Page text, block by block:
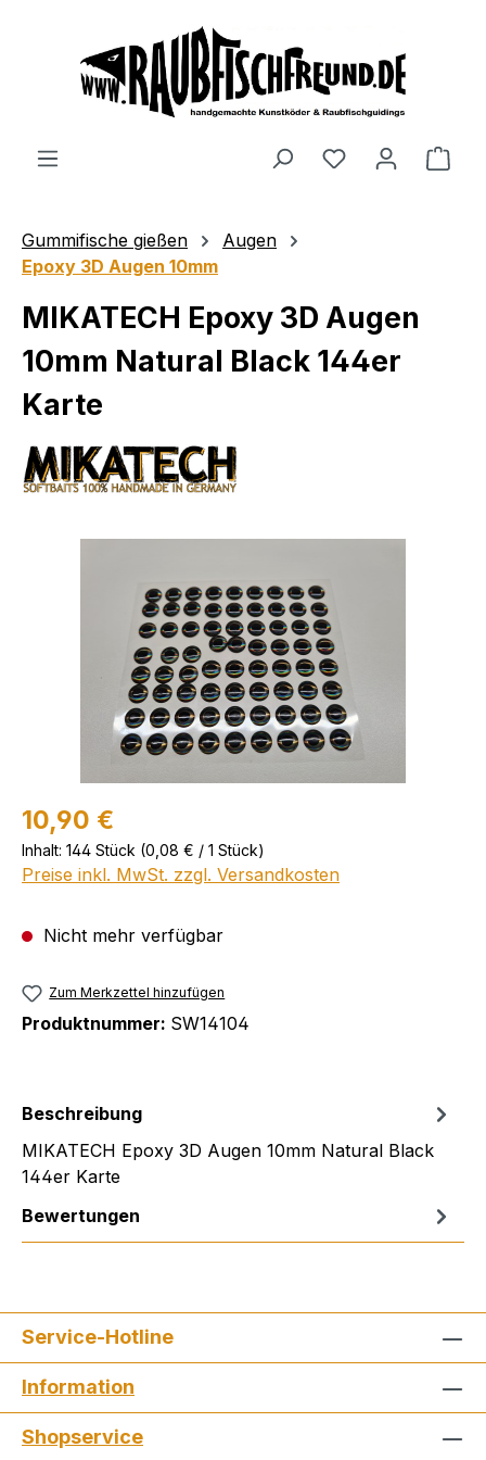
Gummifische gießen
Augen
Epoxy 3D Augen 10mm
MIKATECH Epoxy 3D Augen
10mm Natural Black 144er
Karte
10,90 €
Inhalt: 144 Stück (0,08 € / 1 Stück)
Preise inkl. MwSt. zzgl. Versandkosten
Nicht mehr verfügbar
Zum Merkzettel hinzufügen
Produktnummer: SW14104
Beschreibung
MIKATECH Epoxy 3D Augen 10mm Natural Black
144er Karte
Bewertungen
Service-Hotline
Information
Shopservice